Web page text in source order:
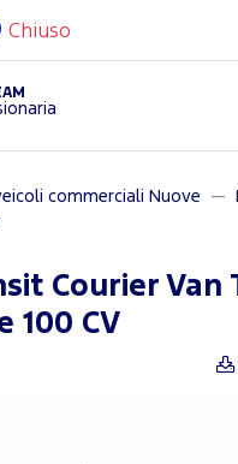
Chiuso
commerciali Nuove
Courier Van
100 CV